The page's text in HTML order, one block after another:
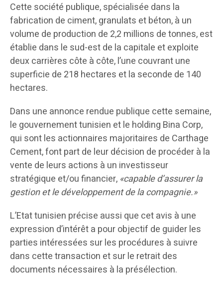
Cette société publique, spécialisée dans la
fabrication de ciment, granulats et béton, à un
volume de production de 2,2 millions de tonnes, est
établie dans le sud-est de la capitale et exploite
deux carrières côte à côte, l’une couvrant une
superficie de 218 hectares et la seconde de 140
hectares.
Dans une annonce rendue publique cette semaine,
le gouvernement tunisien et le holding Bina Corp,
qui sont les actionnaires majoritaires de Carthage
Cement, font part de leur décision de procéder à la
vente de leurs actions à un investisseur
stratégique et/ou financier, «capable d’assurer la
gestion et le développement de la compagnie.»
L’Etat tunisien précise aussi que cet avis à une
expression d’intérêt a pour objectif de guider les
parties intéressées sur les procédures à suivre
dans cette transaction et sur le retrait des
documents nécessaires à la présélection.